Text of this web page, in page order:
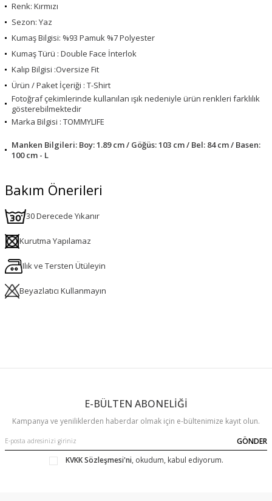
Renk: Kırmızı
Sezon: Yaz
Kumaş Bilgisi: %93 Pamuk %7 Polyester
Kumaş Türü : Double Face İnterlok
Kalıp Bilgisi :Oversize Fit
Ürün / Paket İçeriği : T-Shirt
Fotoğraf çekimlerinde kullanılan ışık nedeniyle ürün renkleri farklılık
gösterebilmektedir
Marka Bilgisi : TOMMYLIFE
Manken Bilgileri: Boy: 1.89 cm / Göğüs: 103 cm / Bel: 84 cm / Basen:
100 cm - L
Bakım Önerileri
30 Derecede Yıkanır
Kurutma Yapılamaz
Ilık ve Tersten Ütüleyin
Beyazlatıcı Kullanmayın
E-BÜLTEN ABONELİĞİ
Kampanya ve yeniliklerden haberdar olmak için e-bültenimize kayıt olun.
GÖNDER
KVKK Sözleşmesi'ni, okudum, kabul ediyorum.